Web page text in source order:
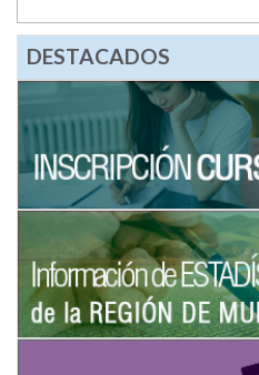
DESTACADOS